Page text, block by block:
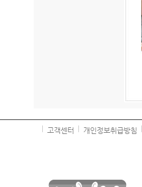
고객센터 개인정보취급방침